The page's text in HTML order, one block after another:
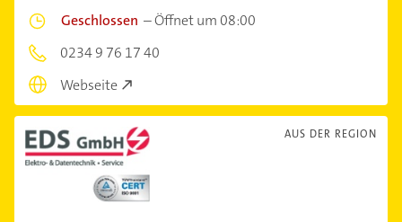
Geschlossen –Öffnet um 08:00
0234 9 76 17 40
Webseite
AUS DER REGION